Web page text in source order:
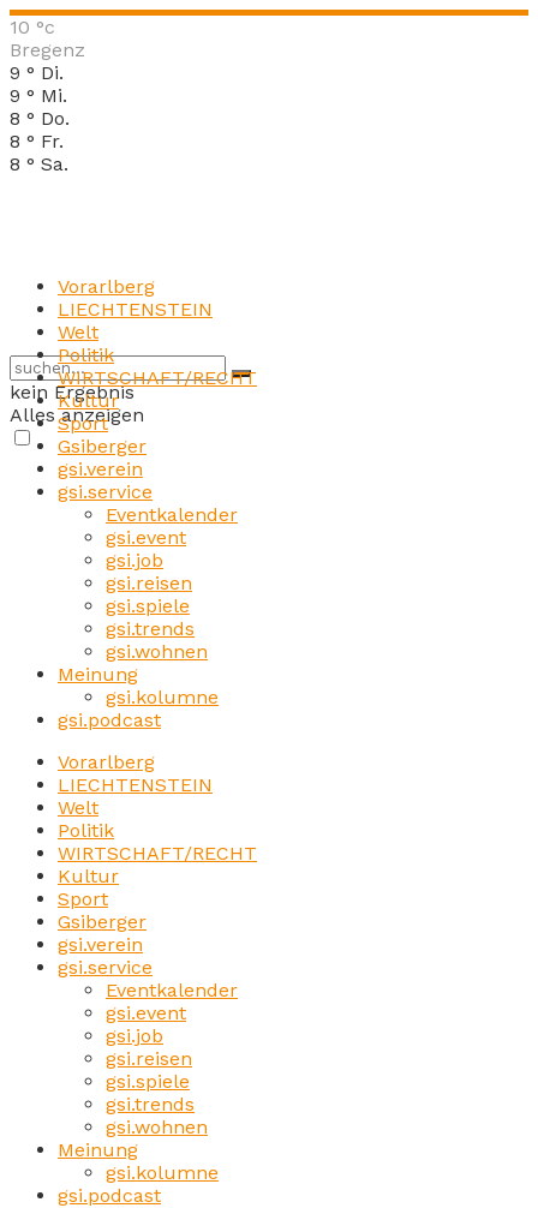
10 °c
Bregenz
9 ° Di.
9 ° Mi.
8 ° Do.
8 ° Fr.
8 ° Sa.
kein Ergebnis
Alles anzeigen
Vorarlberg
LIECHTENSTEIN
Welt
Politik
WIRTSCHAFT/RECHT
Kultur
Sport
Gsiberger
gsi.verein
gsi.service
Eventkalender
gsi.event
gsi.job
gsi.reisen
gsi.spiele
gsi.trends
gsi.wohnen
Meinung
gsi.kolumne
gsi.podcast
Vorarlberg
LIECHTENSTEIN
Welt
Politik
WIRTSCHAFT/RECHT
Kultur
Sport
Gsiberger
gsi.verein
gsi.service
Eventkalender
gsi.event
gsi.job
gsi.reisen
gsi.spiele
gsi.trends
gsi.wohnen
Meinung
gsi.kolumne
gsi.podcast